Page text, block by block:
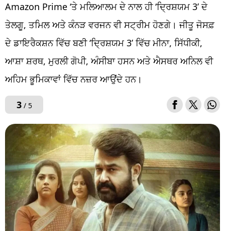
Amazon Prime ‘ਤੇ ਮਲਿਆਲਮ ਦੇ ਨਾਲ ਹੀ ‘ਦ੍ਰਿਸ਼ਯਮ 3’ ਦੇ
ਤੇਲਗੂ, ਤਮਿਲ ਅਤੇ ਕੰਨੜ ਵਰਜਨ ਵੀ ਸਟ੍ਰੀਮ ਹੋਣਗੇ। ਜੀਤੂ ਜੋਸਫ਼
ਦੇ ਡਾਇਰੈਕਸ਼ਨ ਵਿੱਚ ਬਣੀ ‘ਦ੍ਰਿਸ਼ਯਮ 3’ ਵਿੱਚ ਮੀਨਾ, ਸਿੱਧੀਕੀ,
ਆਸ਼ਾ ਸ਼ਰਥ, ਮੁਰਲੀ ਗੋਪੀ, ਅੰਸੀਬਾ ਹਸਨ ਅਤੇ ਐਸਥਰ ਅਨਿਲ ਵੀ
ਅਹਿਮ ਭੂਮਿਕਾਵਾਂ ਵਿੱਚ ਨਜ਼ਰ ਆਉਂਦੇ ਹਨ।
3/ 5